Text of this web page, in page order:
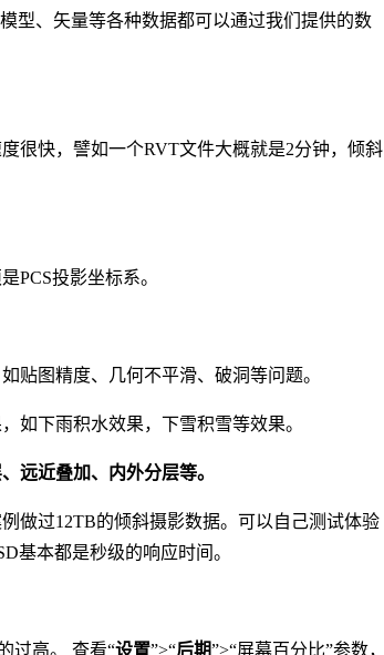
型、矢量等各种数据都可以通过我们提供的数
很快，譬如一个RVT文件大概就是2分钟，倾斜
PCS投影坐标系。
贴图精度、几何不平滑、破洞等问题。
如下雨积水效果，下雪积雪等效果。
远近叠加、内外分层等。
做过12TB的倾斜摄影数据。可以自己测试体验
基本都是秒级的响应时间。
过高。 查看“设置”>“后期”>“屏幕百分比”参数，